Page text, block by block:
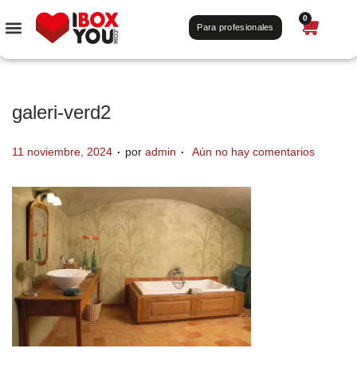
Para profesionales
0
galeri-verd2
P
b
a
d
11 noviembre, 2024 . por admin . Aún no hay comentarios